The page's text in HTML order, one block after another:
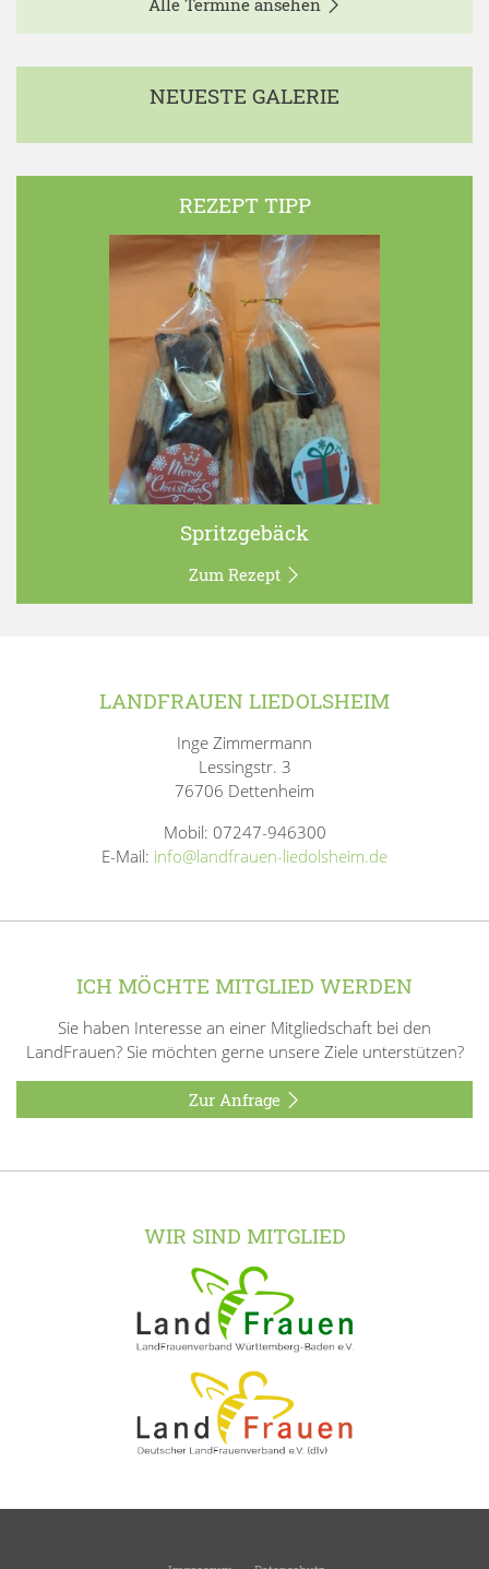
NEUESTE GALERIE
REZEPT TIPP
Spritzgebäck
Zum Rezept
LANDFRAUEN LIEDOLSHEIM
Inge Zimmermann
Lessingstr. 3
76706 Dettenheim
Mobil: 07247-946300
E-Mail: info@landfrauen-liedolsheim.de
ICH MÖCHTE MITGLIED WERDEN
Sie haben Interesse an einer Mitgliedschaft bei den
LandFrauen? Sie möchten gerne unsere Ziele unterstützen?
Zur Anfrage
WIR SIND MITGLIED